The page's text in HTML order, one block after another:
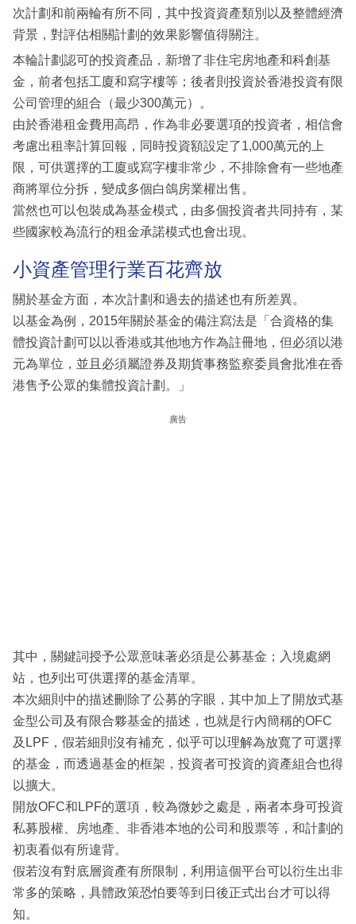
次計劃和前兩輪有所不同，其中投資資產類別以及整體經濟
背景，對評估相關計劃的效果影響值得關注。
本輪計劃認可的投資產品，新增了非住宅房地產和科創基
金，前者包括工廈和寫字樓等；後者則投資於香港投資有限
公司管理的組合（最少300萬元）。
由於香港租金費用高昂，作為非必要選項的投資者，相信會
考慮出租率計算回報，同時投資額設定了1,000萬元的上
限，可供選擇的工廈或寫字樓非常少，不排除會有一些地產
商將單位分拆，變成多個白鴿房業權出售。
當然也可以包裝成為基金模式，由多個投資者共同持有，某
些國家較為流行的租金承諾模式也會出現。
小資產管理行業百花齊放
關於基金方面，本次計劃和過去的描述也有所差異。
以基金為例，2015年關於基金的備注寫法是「合資格的集
體投資計劃可以以香港或其他地方作為註冊地，但必須以港
元為單位，並且必須屬證券及期貨事務監察委員會批准在香
港售予公眾的集體投資計劃。」
廣告
其中，關鍵詞授予公眾意味著必須是公募基金；入境處網
站，也列出可供選擇的基金清單。
本次細則中的描述刪除了公募的字眼，其中加上了開放式基
金型公司及有限合夥基金的描述，也就是行內簡稱的OFC
及LPF，假若細則沒有補充，似乎可以理解為放寬了可選擇
的基金，而透過基金的框架，投資者可投資的資產組合也得
以擴大。
開放OFC和LPF的選項，較為微妙之處是，兩者本身可投資
私募股權、房地產、非香港本地的公司和股票等，和計劃的
初衷看似有所違背。
假若沒有對底層資產有所限制，利用這個平台可以衍生出非
常多的策略，具體政策恐怕要等到日後正式出台才可以得
知。